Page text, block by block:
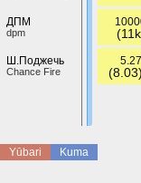
ДПМ
dpm
Ш.Поджечь
Chance Fire
5.27
Yūbari Kuma